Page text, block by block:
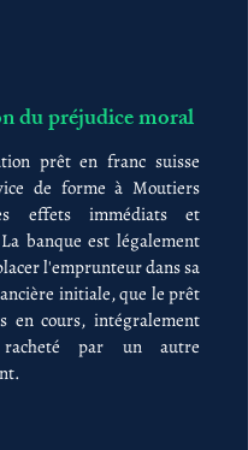
du préjudice moral
prêt en franc suisse
de forme à Moutiers
effets immédiats et
banque est légalement
l'emprunteur dans sa
initiale, que le prêt
en cours, intégralement
par un autre